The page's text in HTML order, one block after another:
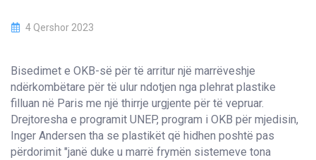
4 Qershor 2023
Bisedimet e OKB-së për të arritur një marrëveshje
ndërkombëtare për të ulur ndotjen nga plehrat plastike
filluan në Paris me një thirrje urgjente për të vepruar.
Drejtoresha e programit UNEP, program i OKB për mjedisin,
Inger Andersen tha se plastikët që hidhen poshtë pas
përdorimit "janë duke u marrë frymën sistemeve tona